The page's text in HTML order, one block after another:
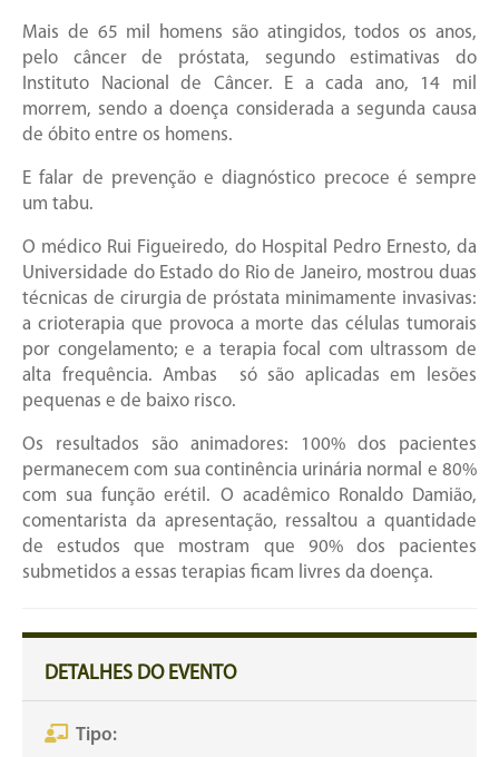
Mais de 65 mil homens são atingidos, todos os anos,
pelo câncer de próstata, segundo estimativas do
Instituto Nacional de Câncer. E a cada ano, 14 mil
morrem, sendo a doença considerada a segunda causa
de óbito entre os homens.
E falar de prevenção e diagnóstico precoce é sempre
um tabu.
O médico Rui Figueiredo, do Hospital Pedro Ernesto, da
Universidade do Estado do Rio de Janeiro, mostrou duas
técnicas de cirurgia de próstata minimamente invasivas:
a crioterapia que provoca a morte das células tumorais
por congelamento; e a terapia focal com ultrassom de
alta frequência. Ambas só são aplicadas em lesões
pequenas e de baixo risco.
Os resultados são animadores: 100% dos pacientes
permanecem com sua continência urinária normal e 80%
com sua função erétil. O acadêmico Ronaldo Damião,
comentarista da apresentação, ressaltou a quantidade
de estudos que mostram que 90% dos pacientes
submetidos a essas terapias ficam livres da doença.
DETALHES DO EVENTO
Tipo: